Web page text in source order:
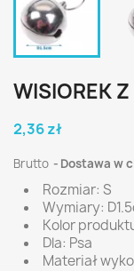
WISIOREK
2,36 zł
Brutto Dostawa w
Rozmiar: S
Wymiary:
Kolor
Dla: Psa
Materiał